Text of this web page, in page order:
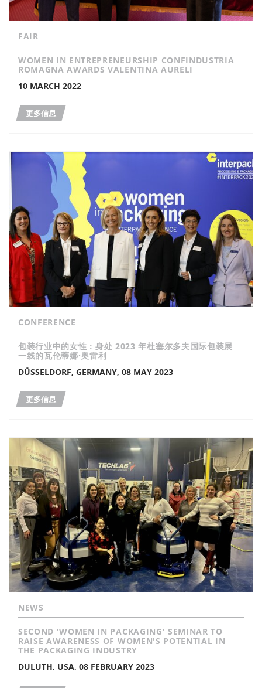
FAIR
WOMEN IN ENTREPRENEURSHIP CONFINDUSTRIA
ROMAGNA AWARDS VALENTINA AURELI
10 MARCH 2022
更多信息
CONFERENCE
包装行业中的女性：身处 2023 年杜塞尔多夫国际包装展
一线的瓦伦蒂娜·奥雷利
DÜSSELDORF, GERMANY, 08 MAY 2023
更多信息
NEWS
SECOND 'WOMEN IN PACKAGING' SEMINAR TO
RAISE AWARENESS OF WOMEN'S POTENTIAL IN
THE PACKAGING INDUSTRY
DULUTH, USA, 08 FEBRUARY 2023